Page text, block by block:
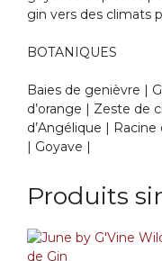
gin vers des climats
BOTANIQUES
Baies de genièvre |
d’orange | Zeste de
d’Angélique | Racine
| Goyave |
Produits